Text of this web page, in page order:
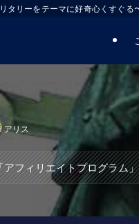
リーをテーマに好奇心くすぐる
アリス
フィリエイトプログラム